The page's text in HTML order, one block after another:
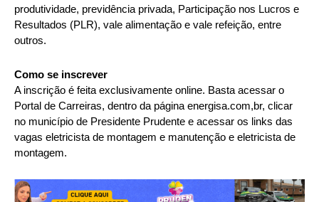
produtividade, previdência privada, Participação nos Lucros e
Resultados (PLR), vale alimentação e vale refeição, entre
outros.
Como se inscrever
A inscrição é feita exclusivamente online. Basta acessar o
Portal de Carreiras, dentro da página energisa.com,br, clicar
no município de Presidente Prudente e acessar os links das
vagas eletricista de montagem e manutenção e eletricista de
montagem.